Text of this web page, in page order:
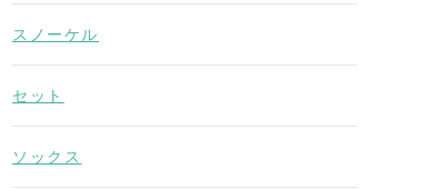
スノーケル
セット
ソックス